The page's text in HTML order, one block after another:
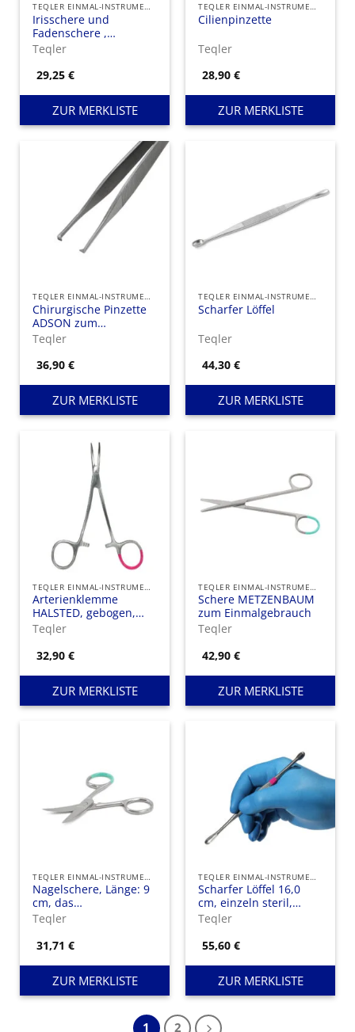
TEQLER EINMAL-INSTRUMENTE
Irisschere und
Fadenschere ,
gebogen,
Einweginstrument aus
Edelstahl
Teqler
29,25€
ZUR MERKLISTE
TEQLER EINMAL-INSTRUMENTE
Cilienpinzette
Teqler
28,90€
ZUR MERKLISTE
TEQLER EINMAL-INSTRUMENTE
Chirurgische Pinzette
ADSON zum
Einmalgebrauch, 1:2-
Zahnung
Teqler
36,90€
ZUR MERKLISTE
TEQLER EINMAL-INSTRUMENTE
Scharfer Löffel
Teqler
44,30€
ZUR MERKLISTE
TEQLER EINMAL-INSTRUMENTE
Arterienklemme
HALSTED, gebogen,
zum Einmalgebrauch
Teqler
32,90€
ZUR MERKLISTE
TEQLER EINMAL-INSTRUMENTE
Schere METZENBAUM
zum Einmalgebrauch
Teqler
42,90€
ZUR MERKLISTE
TEQLER EINMAL-INSTRUMENTE
Nagelschere, Länge: 9
cm, das
Einweginstrument ist
für die Maniküre und
Pediküre geeignet.
Teqler
31,71€
ZUR MERKLISTE
TEQLER EINMAL-INSTRUMENTE
Scharfer Löffel 16,0
cm, einzeln steril,
Doppelkopfinstrument
zum Einmalgebrauch
Teqler
55,60€
ZUR MERKLISTE
1 2